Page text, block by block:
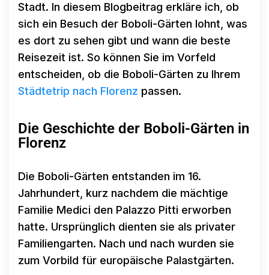
Stadt. In diesem Blogbeitrag erkläre ich, ob
sich ein Besuch der Boboli-Gärten lohnt, was
es dort zu sehen gibt und wann die beste
Reisezeit ist. So können Sie im Vorfeld
entscheiden, ob die Boboli-Gärten zu Ihrem
Städtetrip nach Florenz passen.
Die Geschichte der Boboli-Gärten in
Florenz
Die Boboli-Gärten entstanden im 16.
Jahrhundert, kurz nachdem die mächtige
Familie Medici den Palazzo Pitti erworben
hatte. Ursprünglich dienten sie als privater
Familiengarten. Nach und nach wurden sie
zum Vorbild für europäische Palastgärten.